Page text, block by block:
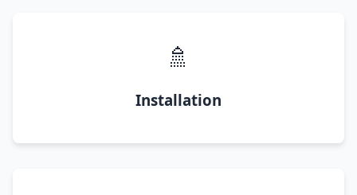
🚿
Installation